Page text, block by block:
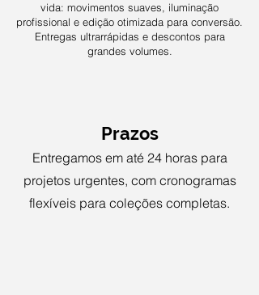
vida: movimentos suaves, iluminação
profissional e edição otimizada para conversão.
Entregas ultrarrápidas e descontos para
grandes volumes.
Prazos
Entregamos em até 24 horas para
projetos urgentes, com cronogramas
flexíveis para coleções completas.